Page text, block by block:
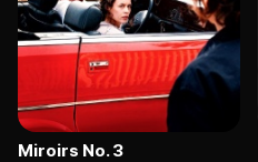
Miroirs No. 3